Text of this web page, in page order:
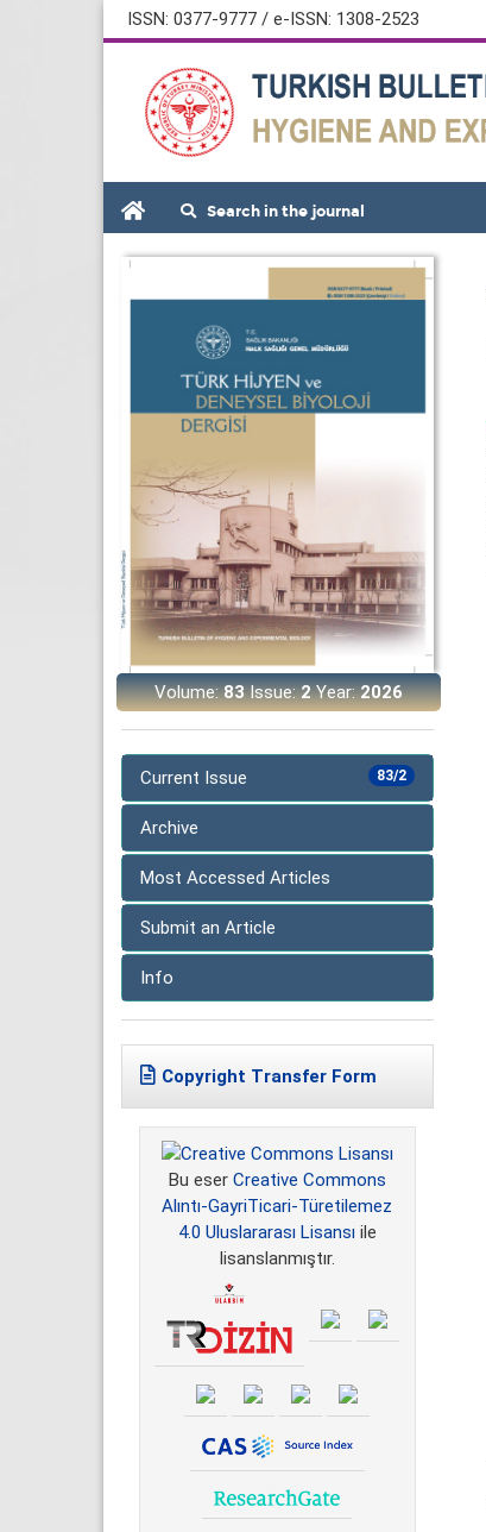
ISSN: 0377-9777 / e-ISSN: 1308-2523
Search in the journal
Volume:83Issue:2Year:2026
83/2
Current Issue
Archive
Most Accessed Articles
Submit an Article
Info
Copyright Transfer Form
Bu eser Creative Commons
Alıntı-GayriTicari-Türetilemez
4.0 Uluslararası Lisansı ile
lisanslanmıştır.